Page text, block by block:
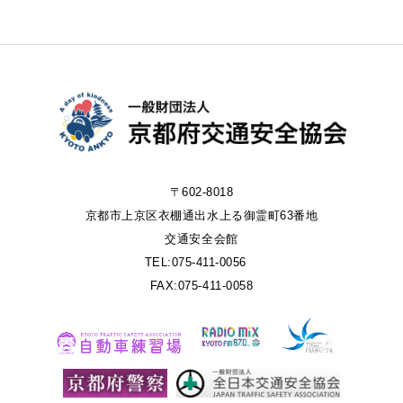
〒602-8018
京都市上京区衣棚通出水上る御霊町63番地
交通安全会館
TEL:075-411-0056
FAX:075-411-0058